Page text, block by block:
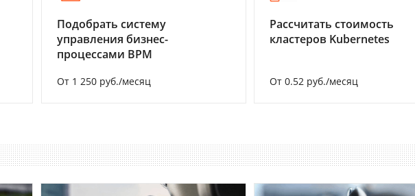
Подобрать систему
управления бизнес-
процессами BPM
От 1 250 руб./месяц
Рассчитать стоимость
кластеров Kubernetes
От 0.52 руб./месяц